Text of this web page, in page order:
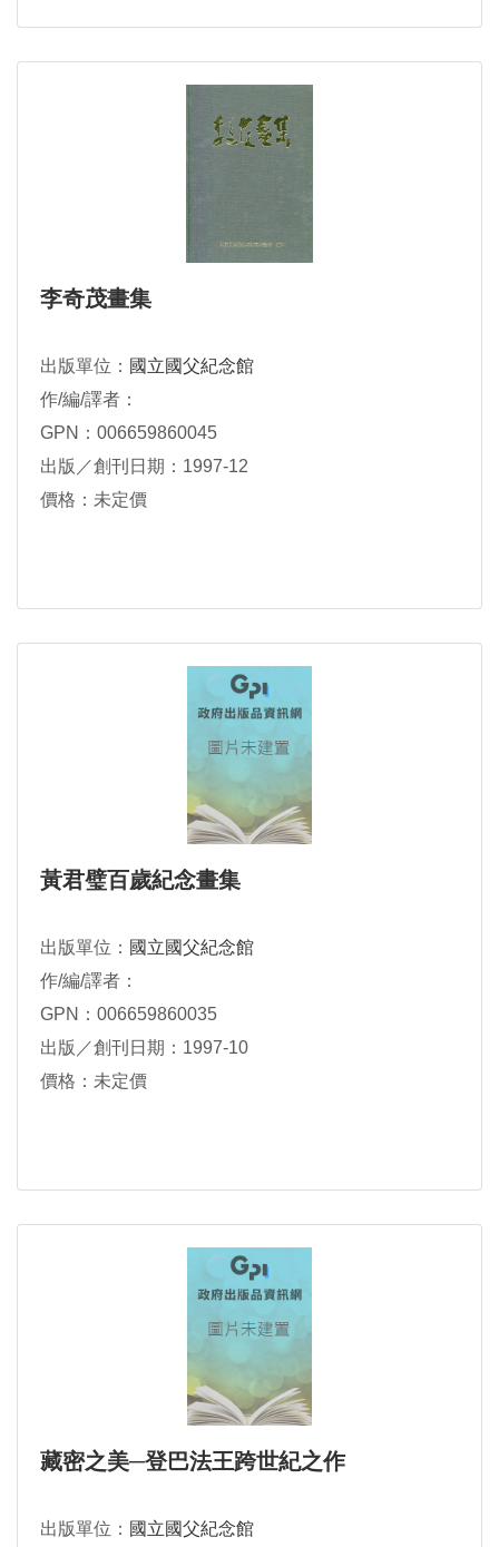
李奇茂畫集
出版單位： 國立國父紀念館
作/編/譯者：
GPN：006659860045
出版／創刊日期：1997-12
價格：未定價
黃君璧百歲紀念畫集
出版單位： 國立國父紀念館
作/編/譯者：
GPN：006659860035
出版／創刊日期：1997-10
價格：未定價
藏密之美─登巴法王跨世紀之作
出版單位： 國立國父紀念館